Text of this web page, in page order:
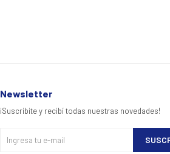
Newsletter
¡Suscribite y recibí todas nuestras novedades!